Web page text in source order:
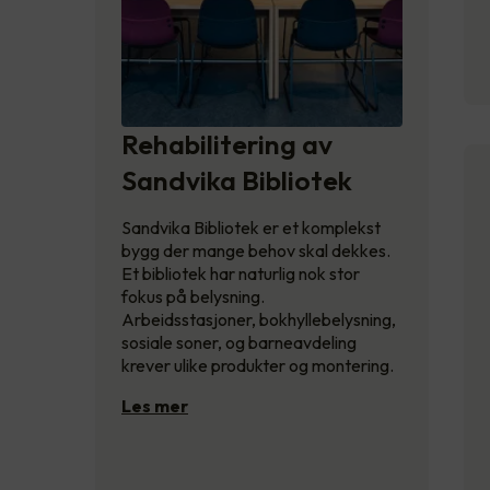
Rehabilitering av
Sandvika Bibliotek
Sandvika Bibliotek er et komplekst
bygg der mange behov skal dekkes.
Et bibliotek har naturlig nok stor
fokus på belysning.
Arbeidsstasjoner, bokhyllebelysning,
sosiale soner, og barneavdeling
krever ulike produkter og montering.
Les mer